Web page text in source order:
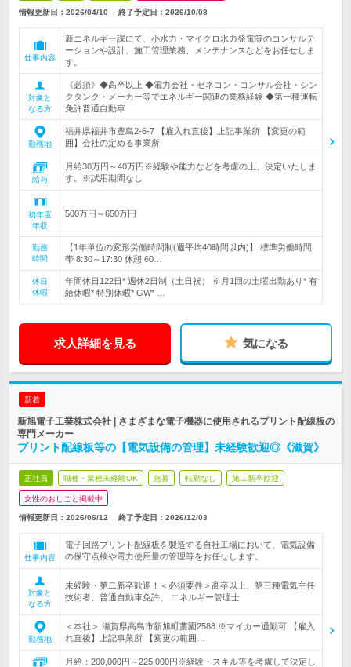
情報更新日：2026/04/10 終了予定日： 2026/10/08
仕事内容
新エネルギー課にて、小水力・マイクロ水力発電等のコンサルテ
ーションや設計、施工管理業務、メンテナンスなどをお任せしま
す。
対象と
なる方
《必須》◆高卒以上 ◆電力会社・ゼネコン・コンサル会社・シン
クタンク・メーカー等でエネルギー関連の業務経験 ◆第一種運転
免許普通自動車
勤務地
福井県福井市豊島2-6-7 【雇入れ直後】上記事業所 【変更の範
囲】会社の定める事業所
給与
月給30万円～40万円※経験や能力などを考慮の上、決定いたしま
す。※試用期間なし
初年度
年収
500万円～650万円
勤務
時間
【1年単位の変形労働時間制(週平均40時間以内)】 標準労働時間
帯 8:30～17:30 休憩 60…
休日
休暇
年間休日122日* 週休2日制（土日祝） ※月1回の土曜出勤あり* 有
給休暇* 特別休暇* GW* …
求人詳細を見る 気になる
新着
新旭電子工業株式会社 | さまざまな電子機器に使用されるプリント配線板の
専門メーカー
プリント配線板等の【電気設備の管理】未経験歓迎◎《滋賀》
正社員 職種・業種未経験OK 急募 転勤なし 第二新卒歓迎
女性のおしごと掲載中
情報更新日：2026/06/12 終了予定日： 2026/12/03
仕事内容
電子回路プリント配線板を製造する自社工場において、電気設備
の保守点検や電力使用量の管理等をお任せします。
対象と
なる方
未経験・第二新卒歓迎！＜必須要件＞高卒以上、第三種電気主任
技術者、普通自動車免許、 エネルギー管理士
勤務地
＜本社＞ 滋賀県高島市新旭町藁園2588 ※マイカー通勤可 【雇入
れ直後】上記事業所 【変更の範囲…
月給：200,000円～225,000円※経験・スキル等を考慮して決定し